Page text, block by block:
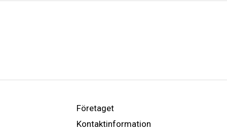
Företaget
Kontaktinformation